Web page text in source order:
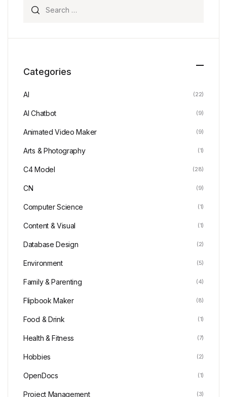
Categories
AI (22)
AI Chatbot (9)
Animated Video Maker (9)
Arts & Photography (1)
C4 Model (28)
CN (9)
Computer Science (1)
Content & Visual (1)
Database Design (2)
Environment (5)
Family & Parenting (4)
Flipbook Maker (8)
Food & Drink (1)
Health & Fitness (7)
Hobbies (2)
OpenDocs (1)
Project Management (3)